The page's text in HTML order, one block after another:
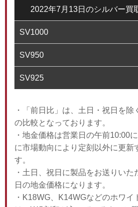
2022年7月13日のシルバー買
SV1000
SV950
SV925
・「前日比」は、土日・祝日を除
の比較となっております。
・地金価格は営業日の午前10:00
に市場動向により定刻以外に更新
す。
・土日、祝日に製品をお送りいた
日の地金価格になります。
・K18WG、K14WGなどのホワイ